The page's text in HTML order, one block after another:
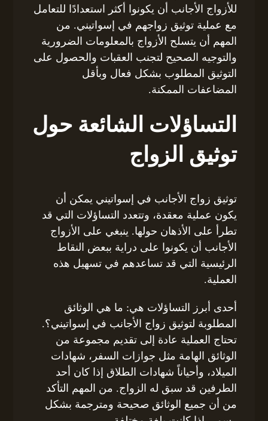
للأزواج الأجانب أن يكونوا أكثر استعدادًا للتعامل
مع عملية توثيق زواجهم في إسواتيني. من
المهم أن يتسلح الأزواج بالمعلومات الضرورية
والتوجيه الصحيح لتجنب العقبات والحصول على
التوثيق المطلوب بشكل فعال وبأقل
المضاعفات الممكنة.
التساؤلات الشائعة حول
توثيق الزواج
توثيق زواج الأجانب في إسواتيني يمكن أن
يكون عملية معقدة، وتتعدد التساؤلات التي قد
تطرأ على الأذهان حولها. ينبغي على الأزواج
الأجانب أن يكونوا على دراية ببعض النقاط
الرئيسية التي قد تساعدهم في تسهيل هذه
العملية.
أحدى أبرز التساؤلات هي: ما هي الوثائق
المطلوبة لتوثيق زواج الأجانب في إسواتيني؟.
تحتاج العملية عادة إلى تقديم مجموعة من
الوثائق الهامة مثل جوازات السفر، شهادات
الميلاد، وأحياناً شهادات الطلاق إذا كان أحد
الطرفين قد سبق له الزواج. من المهم التأكد
من أن جميع الوثائق صحيحة ومترجمة بشكل